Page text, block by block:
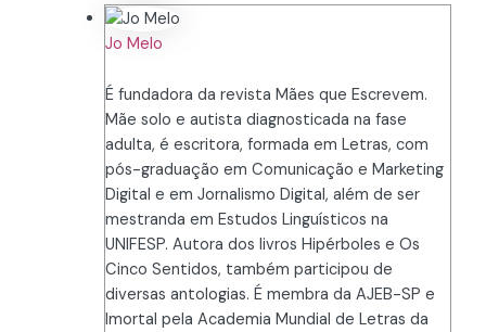
Jo Melo
É fundadora da revista Mães que Escrevem.
Mãe solo e autista diagnosticada na fase
adulta, é escritora, formada em Letras, com
pós-graduação em Comunicação e Marketing
Digital e em Jornalismo Digital, além de ser
mestranda em Estudos Linguísticos na
UNIFESP. Autora dos livros Hipérboles e Os
Cinco Sentidos, também participou de
diversas antologias. É membra da AJEB-SP e
Imortal pela Academia Mundial de Letras da